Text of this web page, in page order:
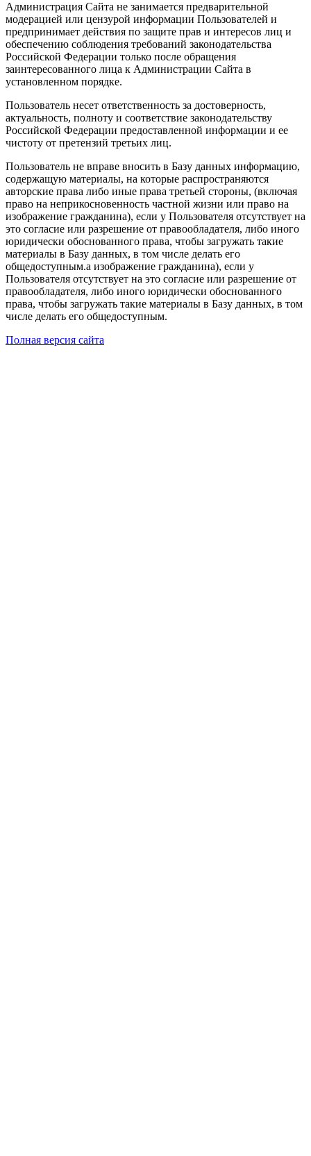
Администрация Сайта не занимается предварительной
модерацией или цензурой информации Пользователей и
предпринимает действия по защите прав и интересов лиц и
обеспечению соблюдения требований законодательства
Российской Федерации только после обращения
заинтересованного лица к Администрации Сайта в
установленном порядке.
Пользователь несет ответственность за достоверность,
актуальность, полноту и соответствие законодательству
Российской Федерации предоставленной информации и ее
чистоту от претензий третьих лиц.
Пользователь не вправе вносить в Базу данных информацию,
содержащую материалы, на которые распространяются
авторские права либо иные права третьей стороны, (включая
право на неприкосновенность частной жизни или право на
изображение гражданина), если у Пользователя отсутствует на
это согласие или разрешение от правообладателя, либо иного
юридически обоснованного права, чтобы загружать такие
материалы в Базу данных, в том числе делать его
общедоступным.а изображение гражданина), если у
Пользователя отсутствует на это согласие или разрешение от
правообладателя, либо иного юридически обоснованного
права, чтобы загружать такие материалы в Базу данных, в том
числе делать его общедоступным.
Полная версия сайта